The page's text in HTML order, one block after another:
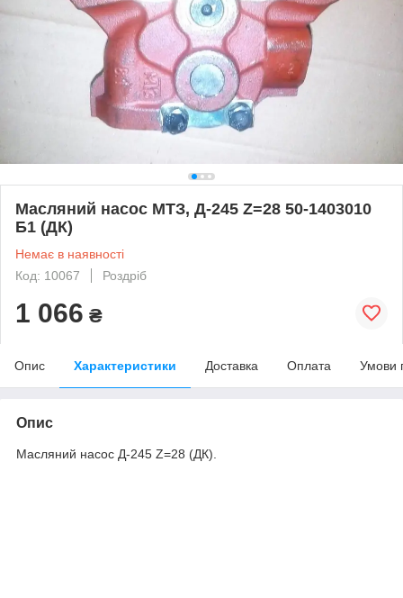
Масляний насос МТЗ, Д-245 Z=28 50-1403010
Б1 (ДК)
Немає в наявності
Код: 10067
Роздріб
1 066 ₴
Опис Характеристики Доставка Оплата Умови
Опис
Масляний насос Д-245 Z=28 (ДК).